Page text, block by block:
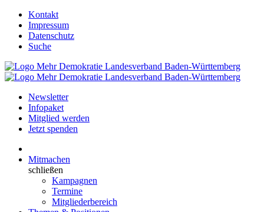
Kontakt
Impressum
Datenschutz
Suche
Newsletter
Infopaket
Mitglied werden
Jetzt spenden
Mitmachen
schließen
Kampagnen
Termine
Mitgliederbereich